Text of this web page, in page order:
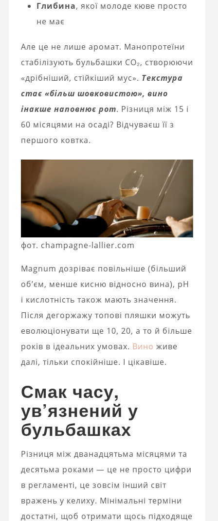
Глибина, якої молоде кюве просто
не має
Але це не лише аромат. Манопротеїни
стабілізують бульбашки CO₂, створюючи
«дрібніший, стійкіший мус». Текстура
стає «більш шовковистою», вино
інакше наповнює рот. Різниця між 15 і
60 місяцями на осаді? Відчуваєш її з
першого ковтка.
фот. champagne-lallier.com
Magnum дозріває повільніше (більший
об’єм, менше кисню відносно вина), pH
і кислотність також мають значення.
Після дегоржажу топові пляшки можуть
еволюціонувати ще 10, 20, а то й більше
років в ідеальних умовах. Вино живе
далі, тільки спокійніше. І цікавіше.
Смак часу,
ув’язнений у
бульбашках
Різниця між дванадцятьма місяцями та
десятьма роками — це не просто цифри
в регламенті, це зовсім інший світ
вражень у келиху. Мінімальні терміни
достатні, щоб отримати щось підходяще